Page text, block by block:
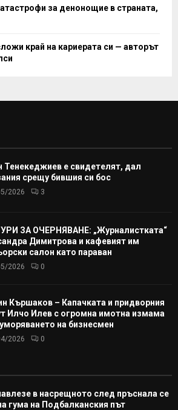
за денонощие в страната,
край на кариерата си — авторът
Тенекеджиев е свидетелят, дал
срещу бившия си бос
2026 3
ЗА ОЧЕРНЯВАНЕ: „Журналистката“
Димитрова и кафевият им
салон като параван
2026 0
Кършаков – Капачката и придворния
Илчо Илев с огромна имотна измама
на бизнесмен
2026 0
в насрещното след пръснала се
гума на Подбалканския път